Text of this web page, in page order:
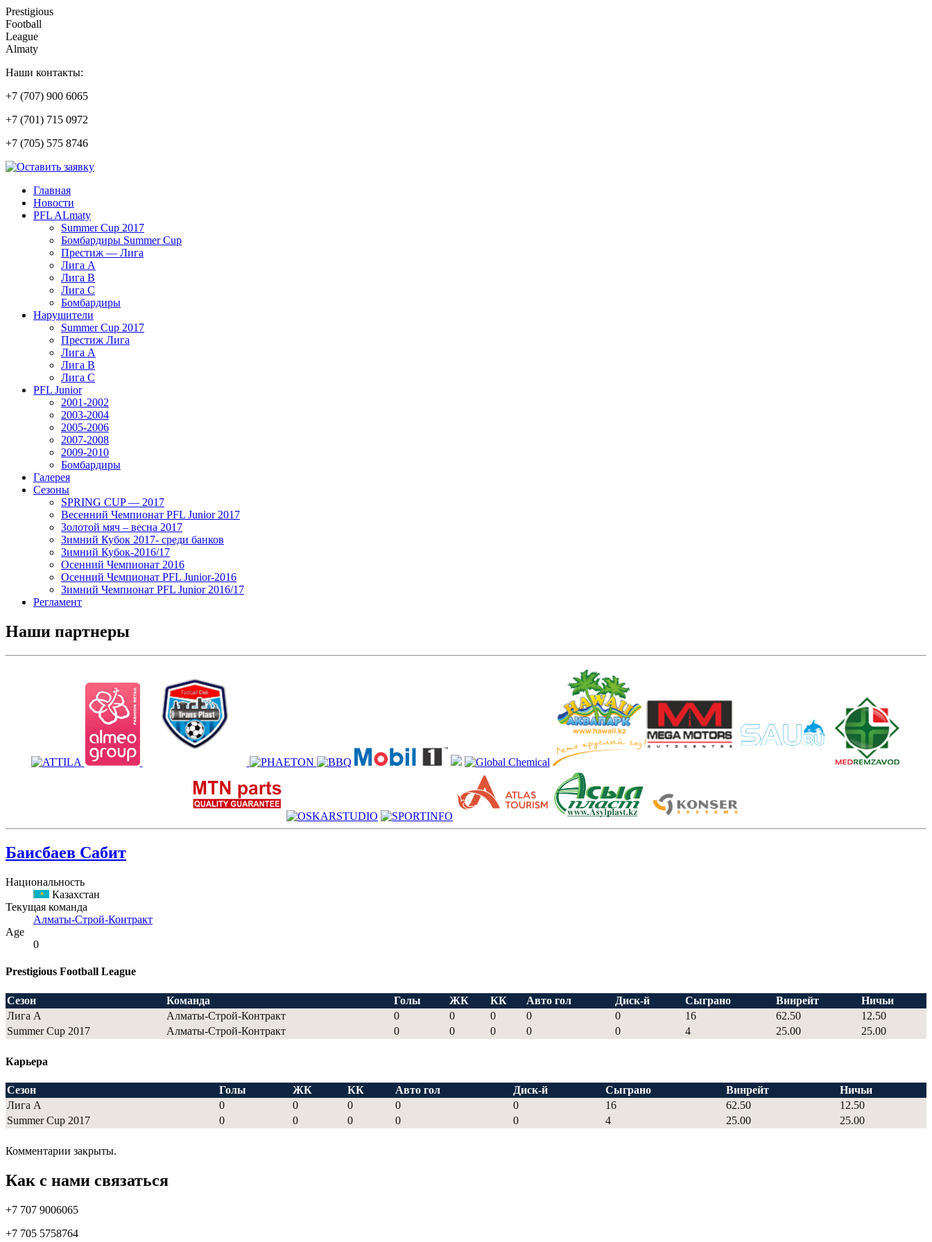
Prestigious
Football
League
Almaty
Наши контакты:
+7 (707) 900 6065
+7 (701) 715 0972
+7 (705) 575 8746
Главная
Новости
PFL ALmaty
Summer Cup 2017
Бомбардиры Summer Cup
Престиж — Лига
Лига А
Лига В
Лига С
Бомбардиры
Нарушители
Summer Cup 2017
Престиж Лига
Лига А
Лига В
Лига С
PFL Junior
2001-2002
2003-2004
2005-2006
2007-2008
2009-2010
Бомбардиры
Галерея
Сезоны
SPRING CUP — 2017
Весенний Чемпионат PFL Junior 2017
Золотой мяч – весна 2017
Зимний Кубок 2017- среди банков
Зимний Кубок-2016/17
Осенний Чемпионат 2016
Осенний Чемпионат PFL Junior-2016
Зимний Чемпионат PFL Junior 2016/17
Регламент
Наши партнеры
Баисбаев Сабит
Национальность
Казахстан
Текущая команда
Алматы-Строй-Контракт
Age
0
Prestigious Football League
Сезон Команда Голы ЖК КК Авто гол Диск-й Сыграно Винрейт
Ничьи
Лига А
Алматы-Строй-Контракт 0 0 0 0 0 16 62.50
12.50
Summer Cup 2017
Алматы-Строй-Контракт 0 0 0 0 0 4 25.00 25.00
Карьера
Сезон Голы ЖК КК Авто гол Диск-й Сыграно Винрейт
Ничьи
Лига А
0 0 0 0 0 16 62.50
12.50
Summer Cup 2017
0 0 0 0 0 4 25.00 25.00
Комментарии закрыты.
Как с нами связаться
+7 707 9006065
+7 705 5758764